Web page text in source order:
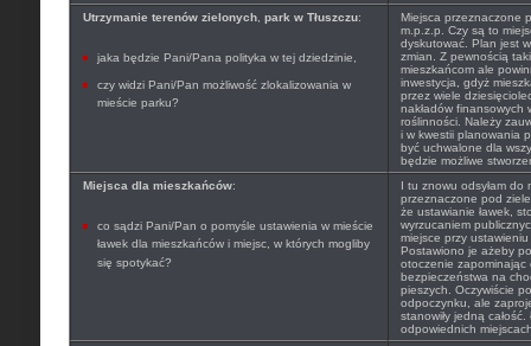
Utrzymanie terenów zielonych, park w Tłuszczu:
jaka będzie Pani/Pana polityka w tej dziedzinie,
czy widzi Pani/Pan możliwość zlokalizowania w
mieście parku?
Miejsca przeznaczone
m.p.z.p. Czy są to
dyskutować. Plan jest
zmian. Z pewnością
mieszkańcom ale
inwestycja, gdyż
przez wiele
nakładów finansowych
roślinności. Należy
i w kwestii planowania
być uchwalone dla
będzie możliwe
Miejsca dla mieszkańców:
co sądzi Pani/Pan o pomyśle ustawienia w mieście
ławek dla mieszkańców i miejsc, w których mogliby
się spotykać?
I tu znowu odsyłam do
przeznaczone pod
że ustawianie ławek,
wyrzucaniem
miejsce przy
Postawiono je ażeby
otoczenie zapominając
bezpieczeństwa na
pieszych. Oczywiście
odpoczynku, ale
stanowiły jedną
odpowiednich